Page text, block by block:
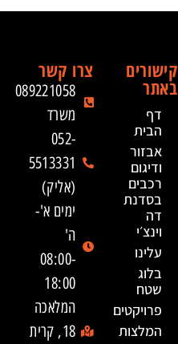
קישורים
באתר
דף
הבית
אבזור
ודיגום
רכבים
בסדנת
דה
וינצ׳י
עלינו
בלוג
שטח
פרויקטים
המלצות
צרו קשר
089221058
משרד
052-
5513331
(אליק)
ימים א'-
ה'
08:00-
18:00
המלאכה
18, קרית